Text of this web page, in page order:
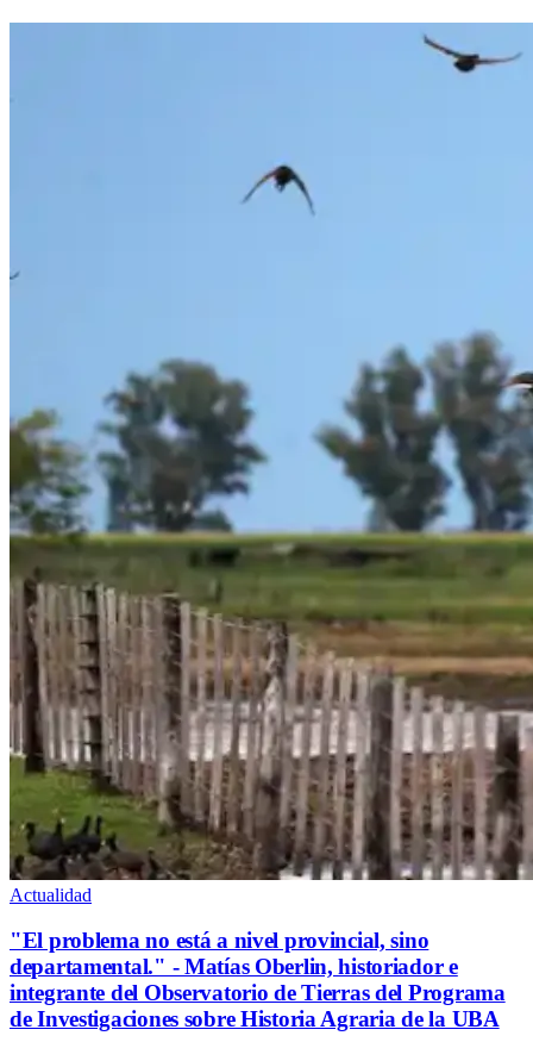
Actualidad
"El problema no está a nivel provincial, sino
departamental." - Matías Oberlin, historiador e
integrante del Observatorio de Tierras del Programa
de Investigaciones sobre Historia Agraria de la UBA